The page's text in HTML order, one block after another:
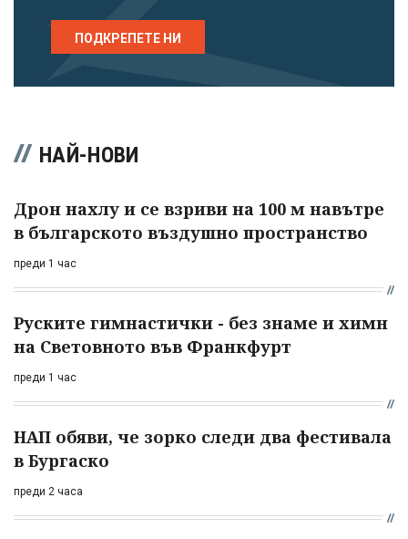
ПОДКРЕПЕТЕ НИ
НАЙ-НОВИ
Дрон нахлу и се взриви на 100 м навътре
в българското въздушно пространство
преди 1 час
Руските гимнастички - без знаме и химн
на Световното във Франкфурт
преди 1 час
НАП обяви, че зорко следи два фестивала
в Бургаско
преди 2 часа